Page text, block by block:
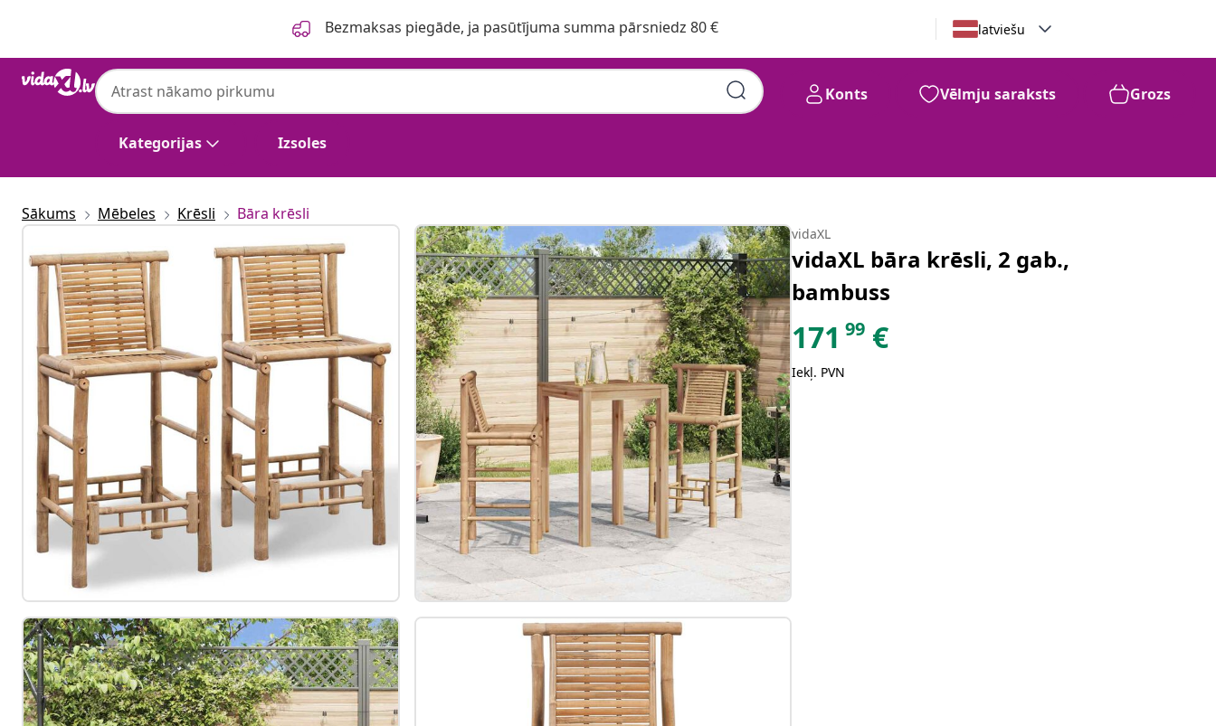
Bezmaksas piegāde, ja pasūtījuma summa pārsniedz 80 € latviešu
Kategorijas Izsoles
Konts Vēlmju saraksts Grozs
Sākums Mēbeles Krēsli Bāra krēsli
vidaXL
vidaXL bāra krēsli, 2 gab.,
bambuss
171 99 €
Iekļ. PVN